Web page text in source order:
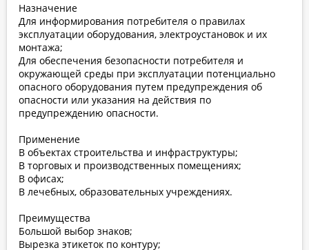
Назначение
Для информирования потребителя о правилах
эксплуатации оборудования, электроустановок и их
монтажа;
Для обеспечения безопасности потребителя и
окружающей среды при эксплуатации потенциально
опасного оборудования путем предупреждения об
опасности или указания на действия по
предупреждению опасности.
Применение
В объектах строительства и инфраструктуры;
В торговых и производственных помещениях;
В офисах;
В лечебных, образовательных учреждениях.
Преимущества
Большой выбор знаков;
Вырезка этикеток по контуру;